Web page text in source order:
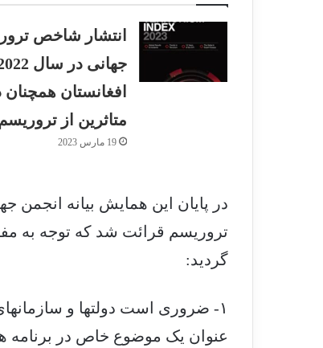
انتشار شاخص
افغانستان
متاثرین از تروریسم
19 مارس 2023
در پایان این همایش بیانه انجمن
تروریسم قرائت شد که توجه به
گردید:
۱- ضروری است دولتها و
عنوان یک موضوع خاص در برنامه